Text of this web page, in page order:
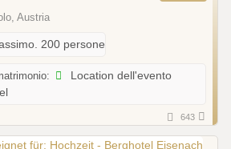
Austria
200 persone
Location dell'evento
643